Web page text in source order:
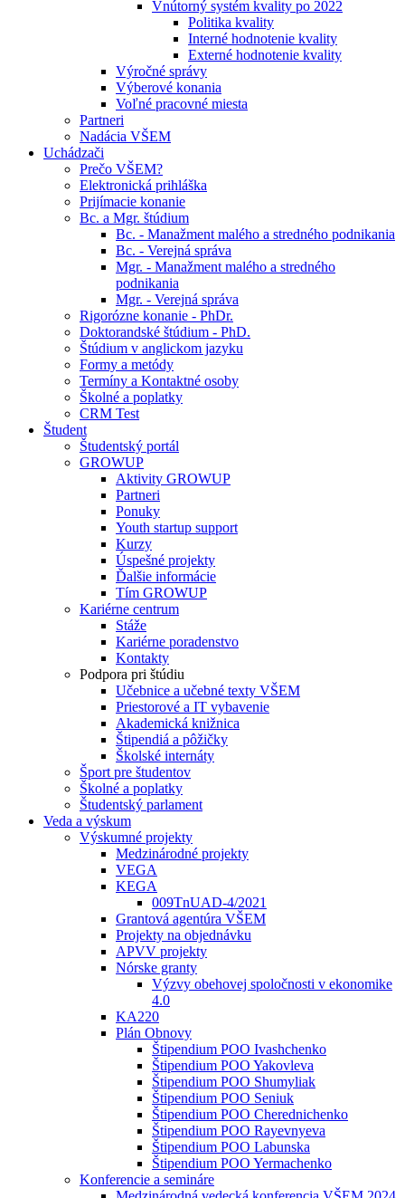
Vnútorný systém kvality po 2022
Politika kvality
Interné hodnotenie kvality
Externé hodnotenie kvality
Výročné správy
Výberové konania
Voľné pracovné miesta
Partneri
Nadácia VŠEM
Uchádzači
Prečo VŠEM?
Elektronická prihláška
Prijímacie konanie
Bc. a Mgr. štúdium
Bc. - Manažment malého a stredného podnikania
Bc. - Verejná správa
Mgr. - Manažment malého a stredného
podnikania
Mgr. - Verejná správa
Rigorózne konanie - PhDr.
Doktorandské štúdium - PhD.
Štúdium v anglickom jazyku
Formy a metódy
Termíny a Kontaktné osoby
Školné a poplatky
CRM Test
Študent
Študentský portál
GROWUP
Aktivity GROWUP
Partneri
Ponuky
Youth startup support
Kurzy
Úspešné projekty
Ďalšie informácie
Tím GROWUP
Kariérne centrum
Stáže
Kariérne poradenstvo
Kontakty
Podpora pri štúdiu
Učebnice a učebné texty VŠEM
Priestorové a IT vybavenie
Akademická knižnica
Štipendiá a pôžičky
Školské internáty
Šport pre študentov
Školné a poplatky
Študentský parlament
Veda a výskum
Výskumné projekty
Medzinárodné projekty
VEGA
KEGA
009TnUAD-4/2021
Grantová agentúra VŠEM
Projekty na objednávku
APVV projekty
Nórske granty
Výzvy obehovej spoločnosti v ekonomike
4.0
KA220
Plán Obnovy
Štipendium POO Ivashchenko
Štipendium POO Yakovleva
Štipendium POO Shumyliak
Štipendium POO Seniuk
Štipendium POO Cherednichenko
Štipendium POO Rayevnyeva
Štipendium POO Labunska
Štipendium POO Yermachenko
Konferencie a semináre